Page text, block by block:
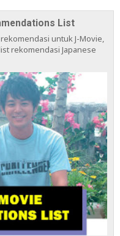
List
untuk J-Movie,
rekomendasi Japanese